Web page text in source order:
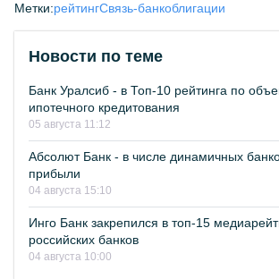
Метки:рейтингСвязь-банкоблигации
Новости по теме
Банк Уралсиб - в Топ-10 рейтинга по
ипотечного кредитования
05 августа 11:12
Абсолют Банк - в числе динамичных
прибыли
04 августа 15:10
Инго Банк закрепился в топ-15
российских банков
04 августа 10:00